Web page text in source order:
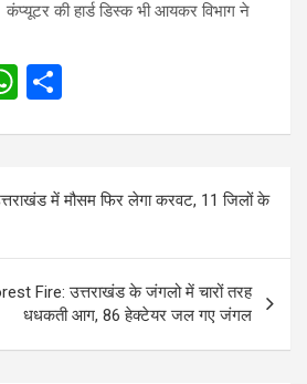
की हार्ड डिस्क भी आयकर विभाग ने
W
s
p
p
e
में मौसम फिर लेगा करवट, 11 जिलों के
Fire: उत्तराखंड के जंगलो में चारों तरह
धधकती आग, 86 हेक्टेयर जल गए जंगल